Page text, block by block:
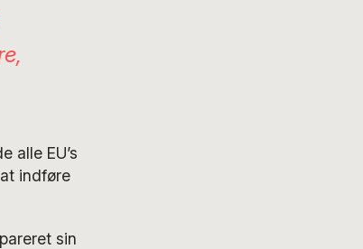
alle EU’s
indføre
sin